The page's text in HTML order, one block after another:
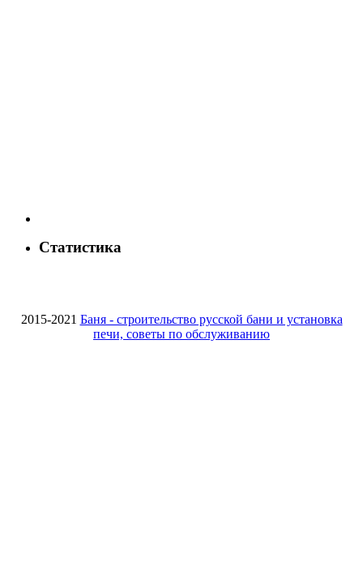
Статистика
2015-2021 Баня - строительство русской бани и установка
печи, советы по обслуживанию